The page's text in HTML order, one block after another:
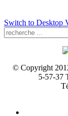
Switch to Desktop
© Copyright
5-57-37